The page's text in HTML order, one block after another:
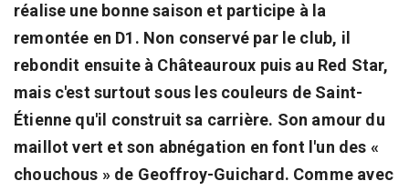
réalise une bonne saison et participe à la
remontée en D1. Non conservé par le club, il
rebondit ensuite à Châteauroux puis au Red Star,
mais c'est surtout sous les couleurs de Saint-
Étienne qu'il construit sa carrière. Son amour du
maillot vert et son abnégation en font l'un des «
chouchous » de Geoffroy-Guichard. Comme avec